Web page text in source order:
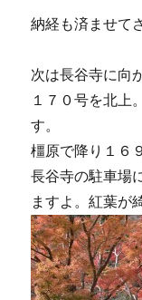
納経も済ませて
次は長谷寺に向
１７０号を北上
す。
橿原で降り１６
長谷寺の駐車場
ますよ。紅葉が